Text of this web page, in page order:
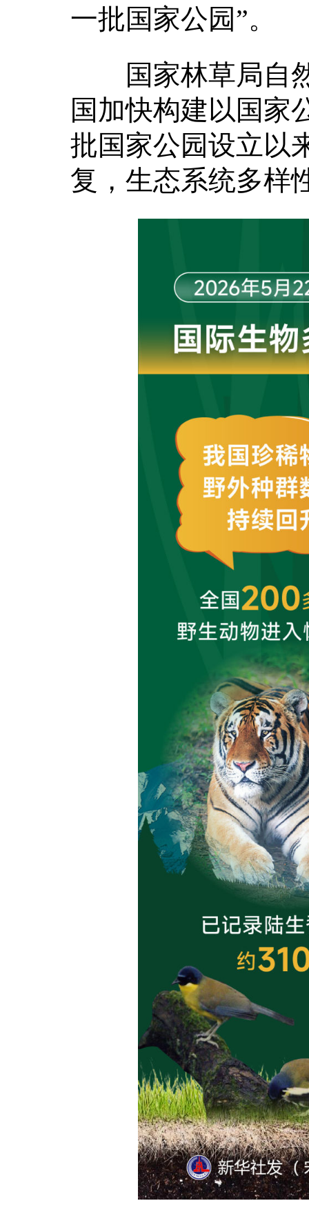
一批国家公园”。
国家林草局自然
国加快构建以国家
批国家公园设立以
复，生态系统多样